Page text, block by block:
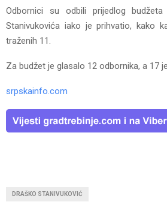
Odbornici su odbili prijedlog budžeta
Stanivukovića iako je prihvatio, kako
traženih 11.
Za budžet je glasalo 12 odbornika, a 17
srpskainfo.com
DRAŠKO STANIVUKOVIĆ